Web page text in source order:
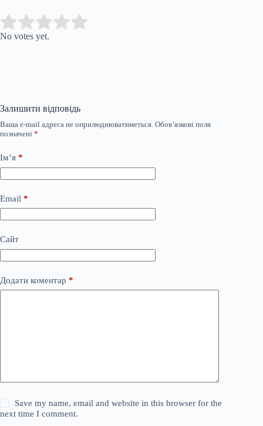
Rate this item:
No votes yet.
Залишити відповідь
Ваша e-mail адреса не оприлюднюватиметься. Обов’язкові поля
позначені *
Ім’я *
Email *
Сайт
Додати коментар *
Save my name, email and website in this browser for the
next time I comment.